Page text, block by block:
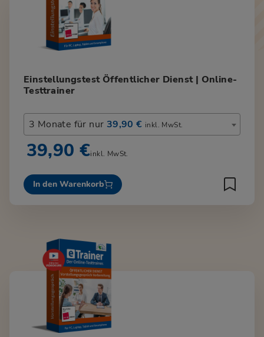
Einstellungstest Öffentlicher Dienst | Online-
Testtrainer
3 Monate für nur 39,90 € inkl. MwSt.
39,90 €inkl. MwSt.
In den Warenkorb